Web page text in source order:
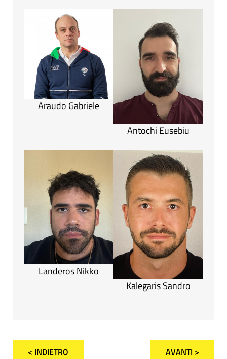
Araudo Gabriele
Antochi Eusebiu
Landeros Nikko
Kalegaris Sandro
< INDIETRO AVANTI >